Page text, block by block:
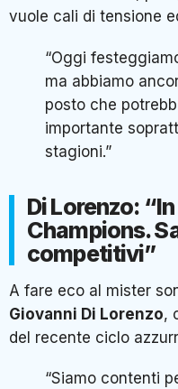
vuole cali di tensione
“Oggi
ma abbiamo
posto che
importante
stagioni.”
Di Lorenzo:
Champions.
competitivi”
A fare eco al mister
Giovanni Di Lorenzo,
del recente ciclo
“Siamo contenti